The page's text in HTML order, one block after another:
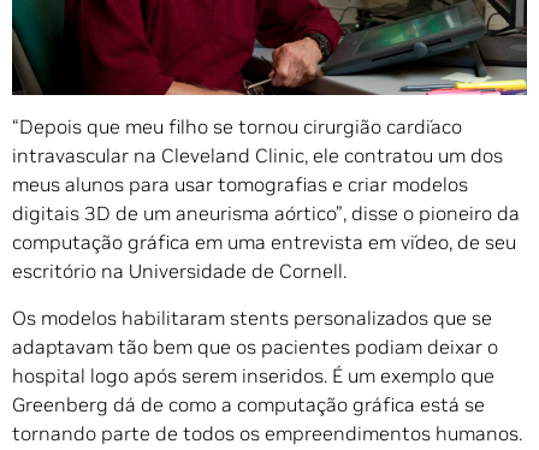
Questionado sobre o futuro do design, Donald
Greenberg mostra um modelo de uma aorta humana.
“Depois que meu filho se tornou cirurgião cardíaco
intravascular na Cleveland Clinic, ele contratou um dos
meus alunos para usar tomografias e criar modelos
digitais 3D de um aneurisma aórtico”, disse o pioneiro da
computação gráfica em uma entrevista em vídeo, de seu
escritório na Universidade de Cornell.
Os modelos habilitaram stents personalizados que se
adaptavam tão bem que os pacientes podiam deixar o
hospital logo após serem inseridos. É um exemplo que
Greenberg dá de como a computação gráfica está se
tornando parte de todos os empreendimentos humanos.